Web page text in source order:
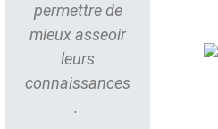
permettre de
mieux asseoir
leurs
connaissances
.